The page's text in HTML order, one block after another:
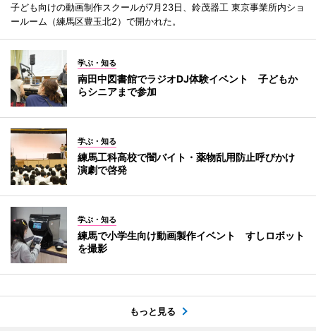
子ども向けの動画制作スクールが7月23日、鈴茂器工 東京事業所内ショ
ールーム（練馬区豊玉北2）で開かれた。
学ぶ・知る
南田中図書館でラジオDJ体験イベント 子どもか
らシニアまで参加
学ぶ・知る
練馬工科高校で闇バイト・薬物乱用防止呼びかけ
演劇で啓発
学ぶ・知る
練馬で小学生向け動画製作イベント すしロボット
を撮影
もっと見る